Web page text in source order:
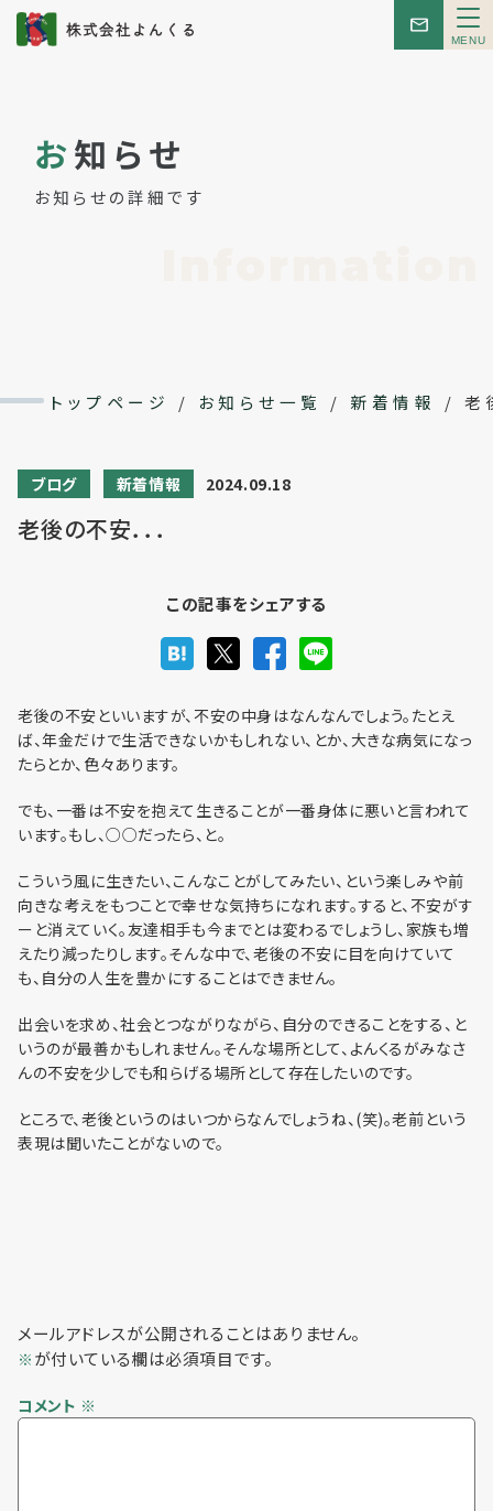
メ
ニ
会社概要
利用までの流れ・利用料金
個人情報保護方針
利用規約
お知らせ
お知らせの詳細です
トップページ / お知らせ一覧 / 新着情報 / 老
ブログ 新着情報 2024.09.18
老後の不安．．．
この記事をシェアする
老後の不安といいますが、不安の中身はなんなんでしょう。たとえ
ば、年金だけで生活できないかもしれない、とか、大きな病気になっ
たらとか、色々あります。
でも、一番は不安を抱えて生きることが一番身体に悪いと言われて
います。もし、○○だったら、と。
こういう風に生きたい、こんなことがしてみたい、という楽しみや前
向きな考えをもつことで幸せな気持ちになれます。すると、不安がす
ーと消えていく。友達相手も今までとは変わるでしょうし、家族も増
えたり減ったりします。そんな中で、老後の不安に目を向けていて
も、自分の人生を豊かにすることはできません。
出会いを求め、社会とつながりながら、自分のできることをする、と
いうのが最善かもしれません。そんな場所として、よんくるがみなさ
んの不安を少しでも和らげる場所として存在したいのです。
ところで、老後というのはいつからなんでしょうね、(笑)。老前という
表現は聞いたことがないので。
メールアドレスが公開されることはありません。
※ が付いている欄は必須項目です。
コメント ※